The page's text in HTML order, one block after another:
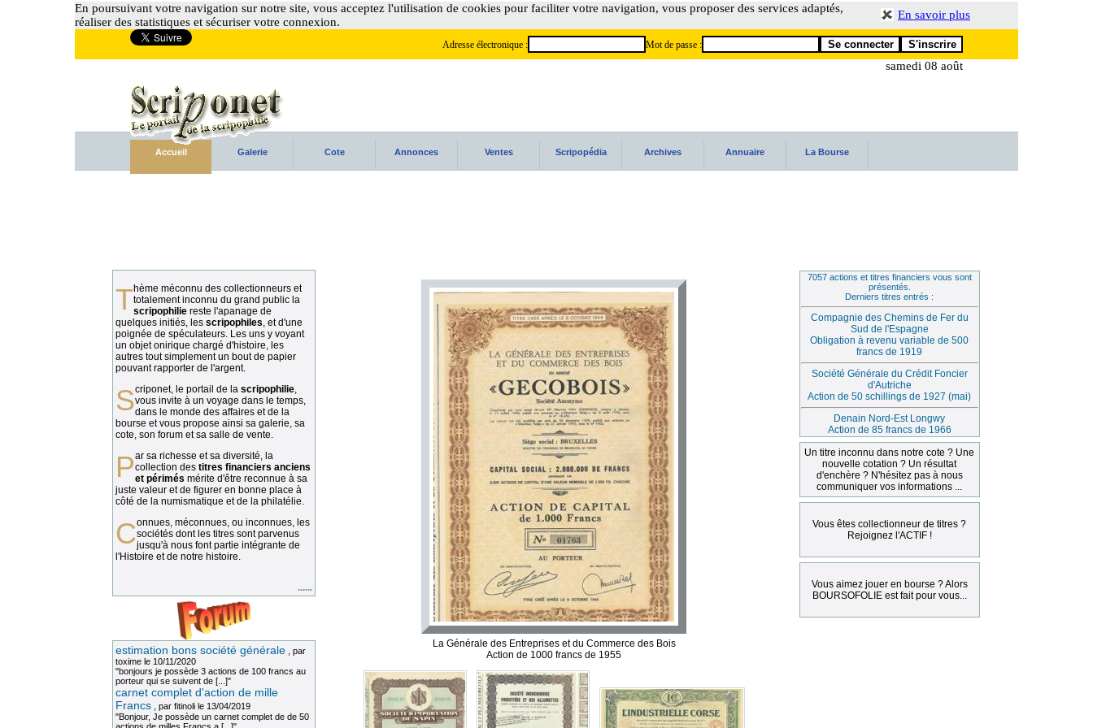
En poursuivant votre navigation sur notre site, vous acceptez l'utilisation de cookies pour faciliter votre navigation, vous proposer des services adaptés,
réaliser des statistiques et sécuriser votre connexion.
En savoir plus
Adresse électronique : Mot de passe :
samedi 08 août
Accueil Galerie Cote Annonces Ventes Scripopédia Archives Annuaire La Bourse
Thème méconnu des collectionneurs ettotalement inconnu du grand public la
scripophilie reste l'apanage de
quelques initiés, les scripophiles, et d'une
poignée de spéculateurs. Les uns y voyant
un objet onirique chargé d'histoire, les
autres tout simplement un bout de papier
pouvant rapporter de l'argent.
Scriponet, le portail de la scripophilie,
vous invite à un voyage dans le temps,
dans le monde des affaires et de la
bourse et vous propose ainsi sa galerie, sa
cote, son forum et sa salle de vente.
Par sa richesse et sa diversité, lacollection des titres financiers anciens
et périmés mérite d'être reconnue à sa
juste valeur et de figurer en bonne place à
côté de la numismatique et de la philatélie.
Connues, méconnues, ou inconnues, lessociétés dont les titres sont parvenus
jusqu'à nous font partie intégrante de
l'Histoire et de notre histoire.
......
estimation bons société générale , par
toxime le 10/11/2020
"bonjours je possède 3 actions de 100 francs au
porteur qui se suivent de [...]"
carnet complet d'action de mille
Francs , par fitinoli le 13/04/2019
"Bonjour, Je possède un carnet complet de de 50
La Générale des Entreprises et du Commerce des Bois
Action de 1000 francs de 1955
7057 actions et titres financiers vous sont
présentés.
Derniers titres entrés :
Compagnie des Chemins de Fer du
Sud de l'Espagne
Obligation à revenu variable de 500
francs de 1919
Société Générale du Crédit Foncier
d'Autriche
Action de 50 schillings de 1927 (mai)
Denain Nord-Est Longwy
Action de 85 francs de 1966
Un titre inconnu dans notre cote ? Une
nouvelle cotation ? Un résultat
d'enchère ? N'hésitez pas à nous
communiquer vos informations ...
Vous êtes collectionneur de titres ?
Rejoignez l'ACTIF !
Vous aimez jouer en bourse ? Alors
BOURSOFOLIE est fait pour vous...